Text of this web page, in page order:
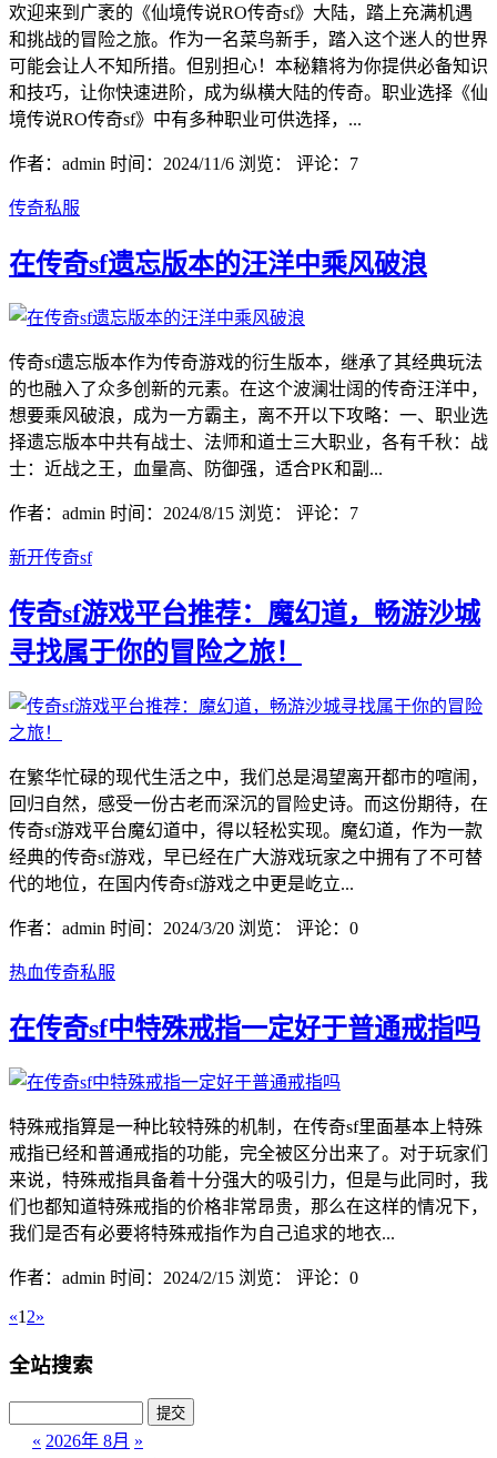
欢迎来到广袤的《仙境传说RO传奇sf》大陆，踏上充满机遇
和挑战的冒险之旅。作为一名菜鸟新手，踏入这个迷人的世界
可能会让人不知所措。但别担心！本秘籍将为你提供必备知识
和技巧，让你快速进阶，成为纵横大陆的传奇。职业选择《仙
境传说RO传奇sf》中有多种职业可供选择，...
作者：admin 时间：2024/11/6 浏览： 评论：7
传奇私服
在传奇sf遗忘版本的汪洋中乘风破浪
传奇sf遗忘版本作为传奇游戏的衍生版本，继承了其经典玩法
的也融入了众多创新的元素。在这个波澜壮阔的传奇汪洋中，
想要乘风破浪，成为一方霸主，离不开以下攻略：一、职业选
择遗忘版本中共有战士、法师和道士三大职业，各有千秋：战
士：近战之王，血量高、防御强，适合PK和副...
作者：admin 时间：2024/8/15 浏览： 评论：7
新开传奇sf
传奇sf游戏平台推荐：魔幻道，畅游沙城
寻找属于你的冒险之旅！
在繁华忙碌的现代生活之中，我们总是渴望离开都市的喧闹，
回归自然，感受一份古老而深沉的冒险史诗。而这份期待，在
传奇sf游戏平台魔幻道中，得以轻松实现。魔幻道，作为一款
经典的传奇sf游戏，早已经在广大游戏玩家之中拥有了不可替
代的地位，在国内传奇sf游戏之中更是屹立...
作者：admin 时间：2024/3/20 浏览： 评论：0
热血传奇私服
在传奇sf中特殊戒指一定好于普通戒指吗
特殊戒指算是一种比较特殊的机制，在传奇sf里面基本上特殊
戒指已经和普通戒指的功能，完全被区分出来了。对于玩家们
来说，特殊戒指具备着十分强大的吸引力，但是与此同时，我
们也都知道特殊戒指的价格非常昂贵，那么在这样的情况下，
我们是否有必要将特殊戒指作为自己追求的地衣...
作者：admin 时间：2024/2/15 浏览： 评论：0
«1 2»
全站搜索
« 2026年 8月 »